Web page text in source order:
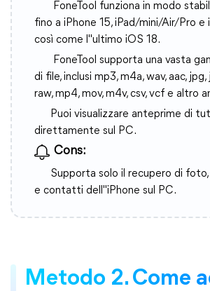
FoneTool funziona in modo
fino a iPhone 15, iPad/mini/Air/Pro e
così come l"ultimo iOS 18.
FoneTool supporta una vasta
di file, inclusi mp3, m4a, wav, aac, jpg,
raw, mp4, mov, m4v, csv, vcf e altro
Puoi visualizzare anteprime di
direttamente sul PC.
Cons:
Supporta solo il recupero di foto,
e contatti dell"iPhone sul PC.
Metodo 2. Come